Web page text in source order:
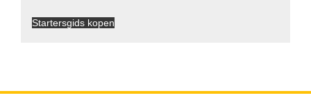
Startersgids kopen